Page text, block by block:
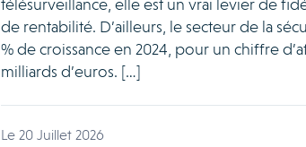
télésurveillance, elle est un vrai levier de
de rentabilité. D’ailleurs, le secteur de la
% de croissance en 2024, pour un chiffre
milliards d’euros. […]
Le 20 Juillet 2026